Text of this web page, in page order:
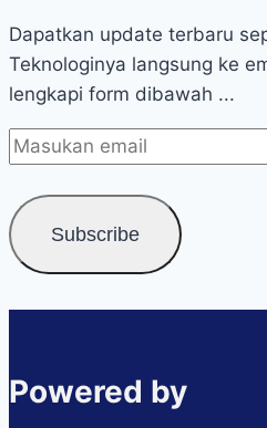
Dapatkan update terbaru
Teknologinya langsung ke
lengkapi form dibawah ...
Powered by